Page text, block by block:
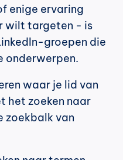
enige ervaring
wilt targeten - is
groepen die
onderwerpen.
waar je lid van
het zoeken naar
zoekbalk van